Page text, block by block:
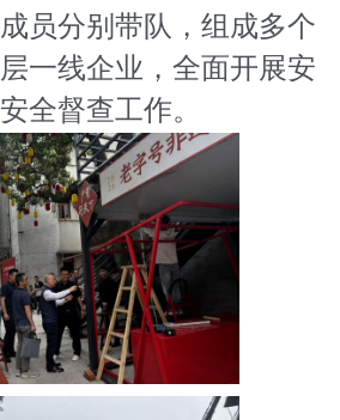
员分别带队，组成多个
一线企业，全面开展安
全督查工作。